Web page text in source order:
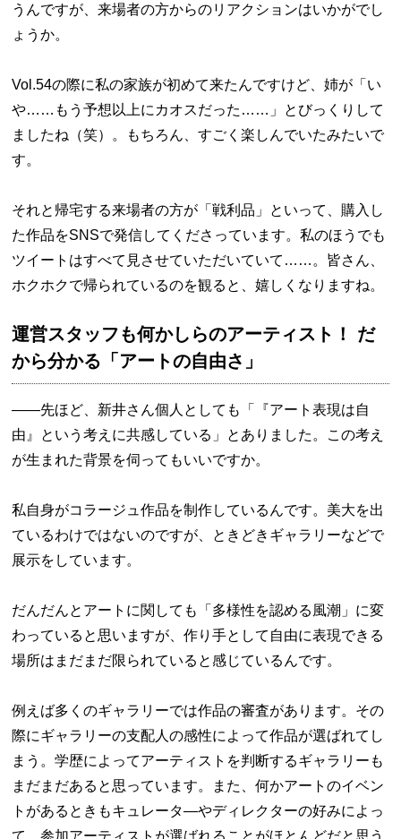
うんですが、来場者の方からのリアクションはいかがでし
ょうか。
Vol.54の際に私の家族が初めて来たんですけど、姉が「い
や……もう予想以上にカオスだった……」とびっくりして
ましたね（笑）。もちろん、すごく楽しんでいたみたいで
す。
それと帰宅する来場者の方が「戦利品」といって、購入し
た作品をSNSで発信してくださっています。私のほうでも
ツイートはすべて見させていただいていて……。皆さん、
ホクホクで帰られているのを観ると、嬉しくなりますね。
運営スタッフも何かしらのアーティスト！ だ
から分かる「アートの自由さ」
――先ほど、新井さん個人としても「『アート表現は自
由』という考えに共感している」とありました。この考え
が生まれた背景を伺ってもいいですか。
私自身がコラージュ作品を制作しているんです。美大を出
ているわけではないのですが、ときどきギャラリーなどで
展示をしています。
だんだんとアートに関しても「多様性を認める風潮」に変
わっていると思いますが、作り手として自由に表現できる
場所はまだまだ限られていると感じているんです。
例えば多くのギャラリーでは作品の審査があります。その
際にギャラリーの支配人の感性によって作品が選ばれてし
まう。学歴によってアーティストを判断するギャラリーも
まだまだあると思っています。また、何かアートのイベン
トがあるときもキュレータ―やディレクターの好みによっ
て、参加アーティストが選ばれることがほとんどだと思う